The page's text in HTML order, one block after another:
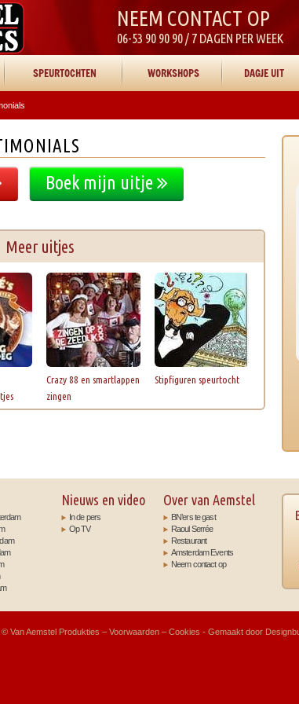
NEEM CONTACT OP
06-53 90 90 90 / 7 DAGEN PER WEEK
SPEURTOCHTEN WORKSHOPS DAGJE UIT
Boek mijn uitje
Meer uitjes
Crazy 88 en smartlappen
zingen
Stipfiguren speurtocht
Nieuws en video
In de pers
Op TV
Over van Aemstel
BN’ers te gast
Raoul Serrée
Restaurant
Amsterdam Events
Neem contact op
© Van Aemstel Produkties – Voorwaarden – Cookies - Gemaakt door